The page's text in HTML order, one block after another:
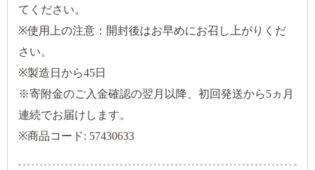
てください。
※使用上の注意：開封後はお早めにお召し上がりくだ
さい。
※製造日から45日
※寄附金のご入金確認の翌月以降、初回発送から5ヵ月
連続でお届けします。
※商品コード: 57430633